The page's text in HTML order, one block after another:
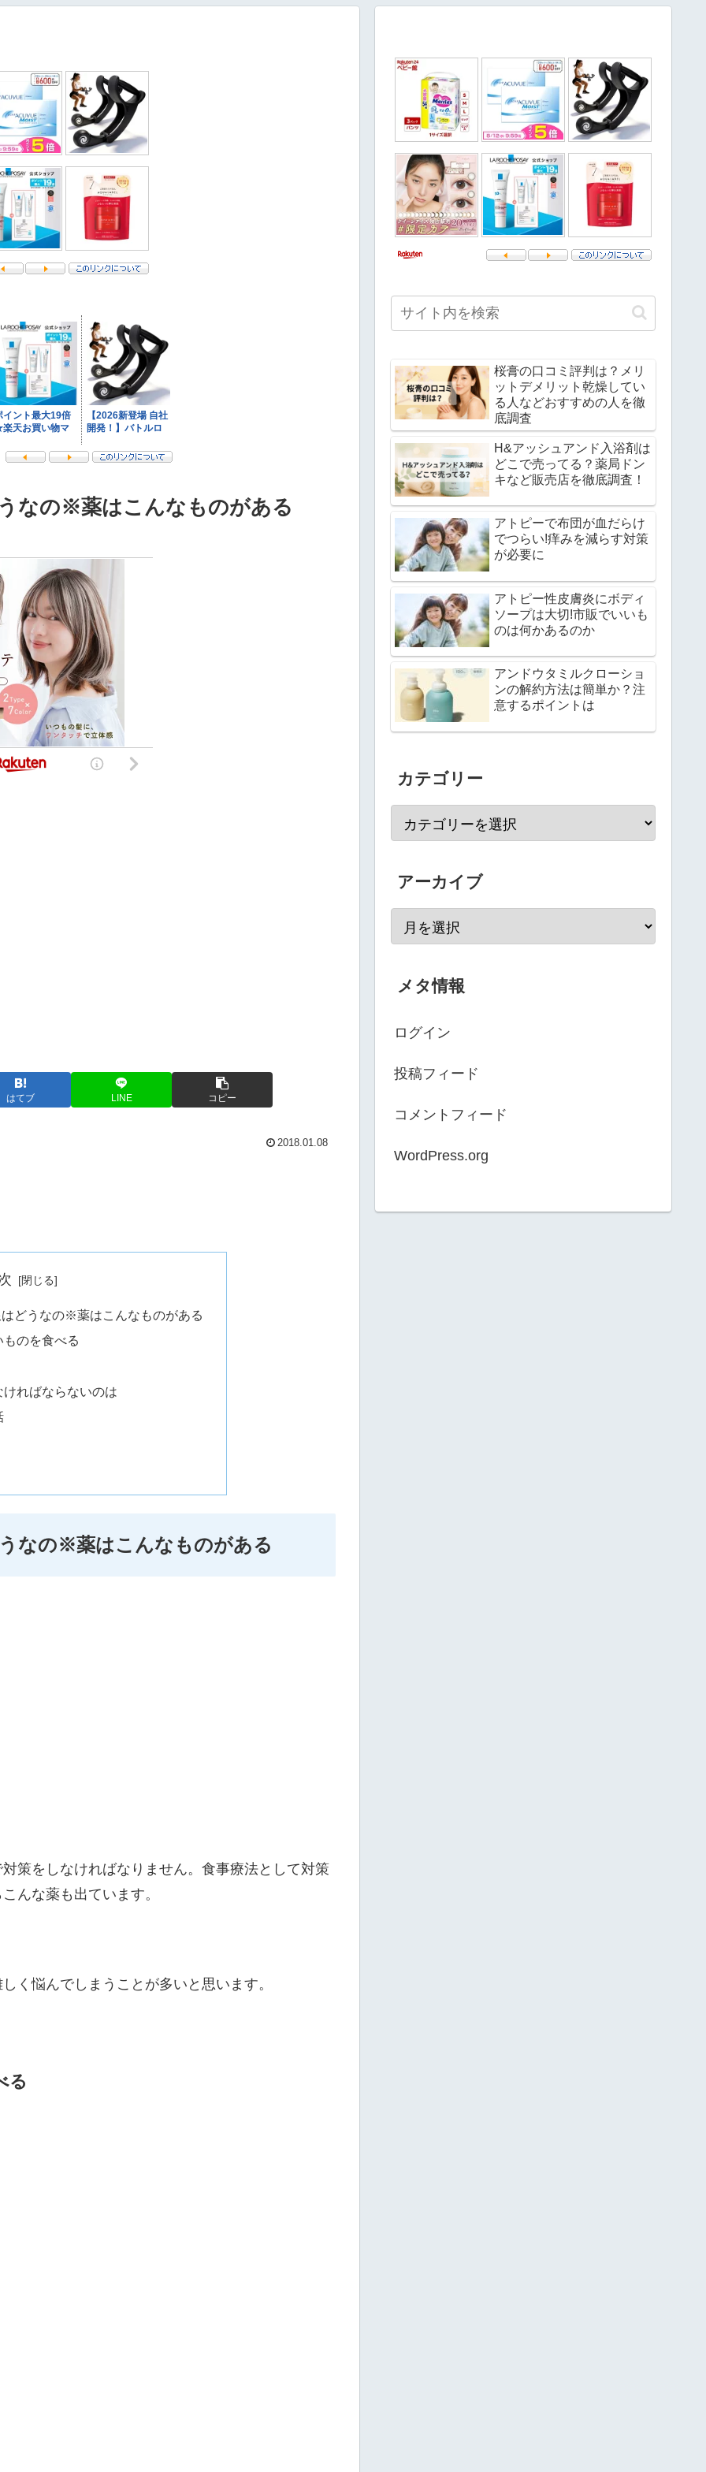
なの※薬はこんなものがある
はてブ LINE コピー
2018.01.08
どうなの※薬はこんなものがある
のを食べる
ればならないのは
なの※薬はこんなものがある
策をしなければなりません。食事療法として対策
んな薬も出ています。
く悩んでしまうことが多いと思います。
る
桜膏の口コミ評判は？メリ
ットデメリット乾燥してい
る人などおすすめの人を徹
底調査
H&アッシュアンド入浴剤は
どこで売ってる？薬局ドン
キなど販売店を徹底調査！
アトピーで布団が血だらけ
でつらい!痒みを減らす対策
が必要に
アトピー性皮膚炎にボディ
ソープは大切!市販でいいも
のは何かあるのか
アンドウタミルクローショ
ンの解約方法は簡単か？注
意するポイントは
カテゴリー
アーカイブ
メタ情報
ログイン
投稿フィード
コメントフィード
WordPress.org